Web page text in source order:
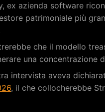
ex azienda software
patrimoniale più
che il modello
una concentrazione
intervista aveva
, il che collocherebbe